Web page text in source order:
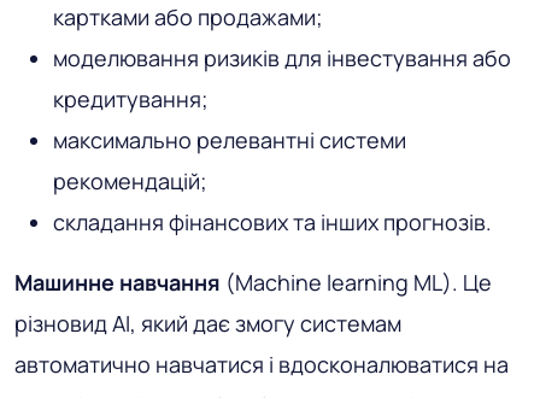
картками або продажами;
моделювання ризиків для інвестування або
кредитування;
максимально релевантні системи
рекомендацій;
складання фінансових та інших прогнозів.
Машинне навчання (Machine learning ML). Це
різновид AI, який дає змогу системам
автоматично навчатися і вдосконалюватися на